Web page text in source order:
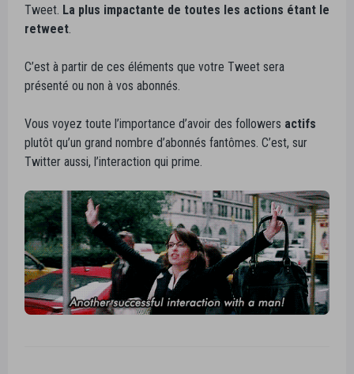
Tweet. La plus impactante de toutes les actions étant le
retweet.
C’est à partir de ces éléments que votre Tweet sera
présenté ou non à vos abonnés.
Vous voyez toute l’importance d’avoir des followers actifs
plutôt qu’un grand nombre d’abonnés fantômes. C’est, sur
Twitter aussi, l’interaction qui prime.